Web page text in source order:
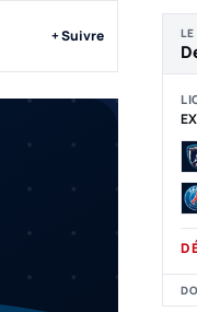
+ Suivre